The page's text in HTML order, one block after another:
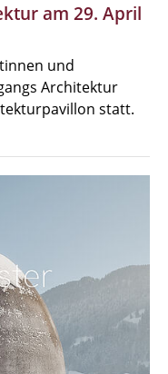
am 29. April
und
Architektur
statt.